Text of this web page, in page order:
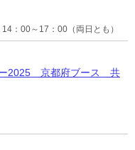
：00～17：00（両日とも）
2025 京都府ブース 共